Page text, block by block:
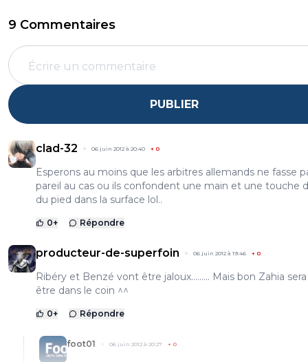
9 Commentaires
PUBLIER
clad-32 06 juin 2012 à 20:40 + 0
Esperons au moins que les arbitres allemands ne fasse
pareil au cas ou ils confondent une main et une touche
du pied dans la surface lol..
0+ Répondre
producteur-de-superfoin 06 juin 2012 à 19:46 + 0
Ribéry et Benzé vont être jaloux......... Mais bon Zahia
être dans le coin ^^
0+ Répondre
foot01 06 juin 2012 à 20:27 + 0